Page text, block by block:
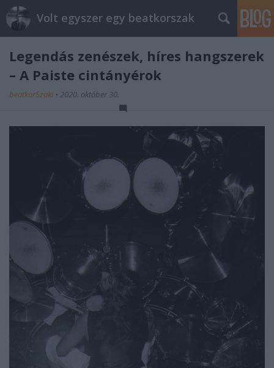
Volt egyszer egy beatkorszak
Legendás zenészek, híres hangszerek
– A Paiste cintányérok
beatkorSzaki • 2020. október 30.